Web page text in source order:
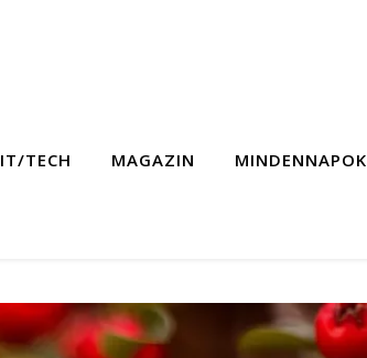
IT/TECH MAGAZIN MINDENNAPOK